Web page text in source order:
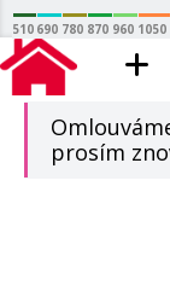
510 690 780 870 960 1050
přidáno do košíku
prosím